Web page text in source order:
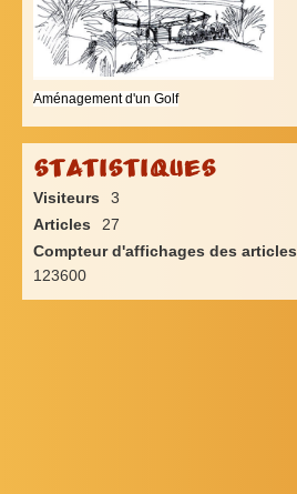
Aménagement d'un Golf
Statistiques
Visiteurs
3
Articles
27
Compteur d'affichages des articles
123600